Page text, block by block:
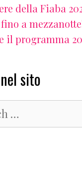
della Fiaba
a
il programma
sito